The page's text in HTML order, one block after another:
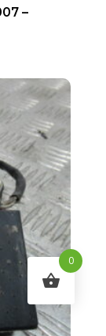
–
0